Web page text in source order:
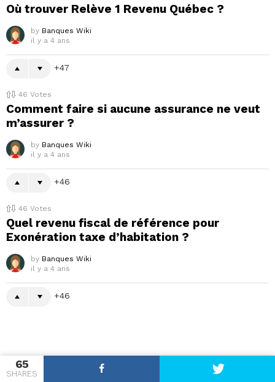
65
SHARES
Où trouver Relève 1 Revenu Québec ?
by Banques Wiki
il y a 4 ans
47
46 Votes
Comment faire si aucune assurance ne veut
m’assurer ?
by Banques Wiki
il y a 4 ans
46
46 Votes
Quel revenu fiscal de référence pour
Exonération taxe d’habitation ?
by Banques Wiki
il y a 4 ans
46
DON'T MISS